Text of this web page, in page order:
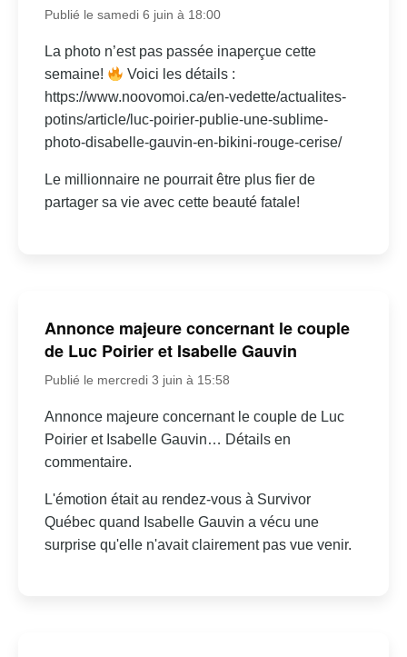
Publié le samedi 6 juin à 18:00
La photo n’est pas passée inaperçue cette
semaine!
Voici les détails :
https://www.noovomoi.ca/en-vedette/actualites-
potins/article/luc-poirier-publie-une-sublime-
photo-disabelle-gauvin-en-bikini-rouge-cerise/
Le millionnaire ne pourrait être plus fier de
partager sa vie avec cette beauté fatale!
Annonce majeure concernant le couple
de Luc Poirier et Isabelle Gauvin
Publié le mercredi 3 juin à 15:58
Annonce majeure concernant le couple de Luc
Poirier et Isabelle Gauvin… Détails en
commentaire.
L'émotion était au rendez-vous à Survivor
Québec quand Isabelle Gauvin a vécu une
surprise qu'elle n'avait clairement pas vue venir.